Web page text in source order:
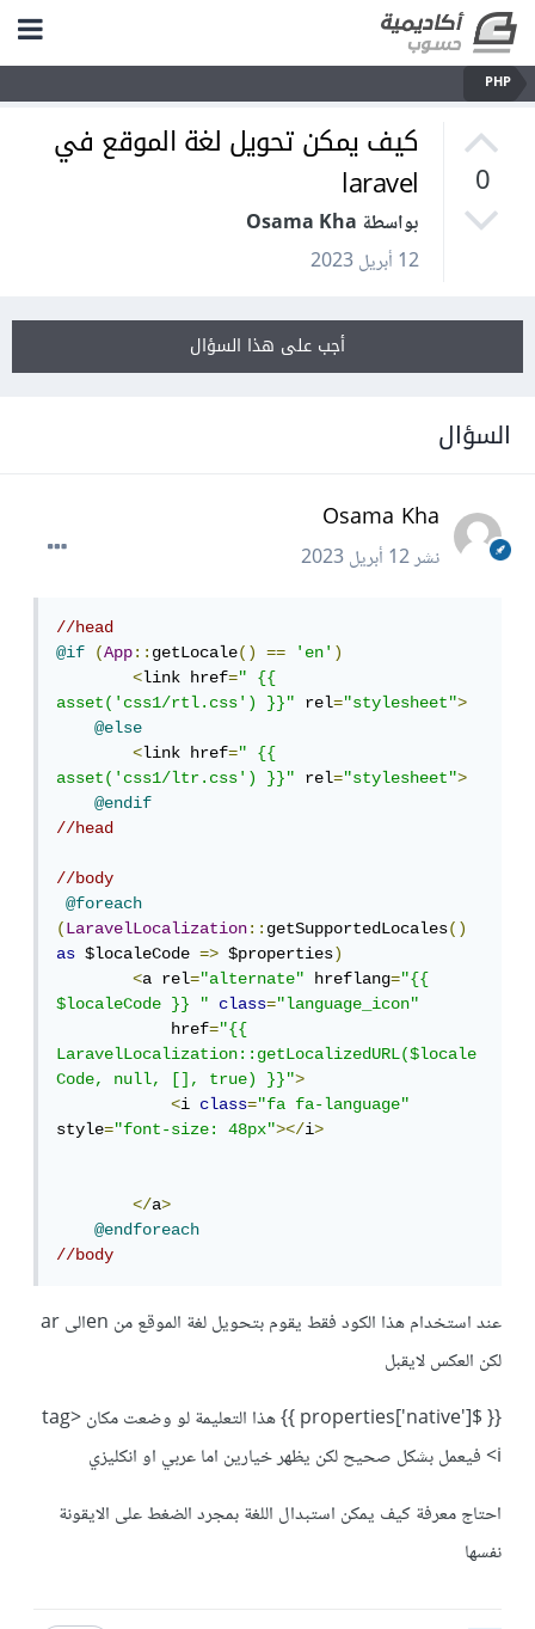
PHP
0
كيف يمكن تحويل لغة الموقع في
laravel
بواسطة Osama Kha
12 أبريل 2023
أجب على هذا السؤال
السؤال
Osama Kha
نشر12 أبريل 2023
//head
@if
(App::getLocale() == 'en')
<link href=" {{
asset('css1/rtl.css') }}"
rel="stylesheet">
@else
<link href=" {{
asset('css1/ltr.css') }}"
rel="stylesheet">
@endif
//head
//body
@foreach
(LaravelLocalization::getSupportedLocales()
as $localeCode => $properties)
<a rel="alternate" hreflang="{{
$localeCode }} "
class="language_icon"
            href
="{{
LaravelLocalization::getLocalizedURL($locale
Code, null, [], true) }}">
<i class="fa fa-language"
style="font-size: 48px"></i>
</a>
@endforeach
//body
عند استخدام هذا الكود فقط يقوم بتحويل لغة الموقع من enالى ar
لكن العكس لايقبل
{{ $properties['native'] }} هذا التعليمة لو وضعت مكان <tag
<i فيعمل بشكل صحيح لكن يظهر خيارين اما عربي او انكليزي
احتاج معرفة كيف يمكن استبدال اللغة بمجرد الضغط على الايقونة
نفسها